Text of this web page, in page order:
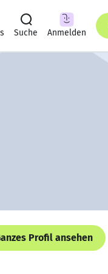
Suche Anmelden
Profil ansehen